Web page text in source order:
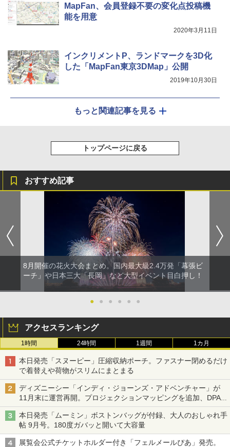
￥2,849
MapFan、会員登録不要の変化点投稿機
能を用意
2020年3月11日
インクリメントP、ランドマークを3D化
した「MapFan東京3DMap」公開
2019年10月30日
もっと関連記事を見る
トップページに戻る
おすすめ記事
8月開催の花火大会まとめ。国内最大級2.4万発「幕張ビ
ーチ」や日本三大「長岡」など大型イベント目白押し！
● ● ● ● ● ●
アクセスランキング
1時間 24時間 1週間 1カ月
本日発売「スヌーピー」圧縮収納ポーチ。ファスナー閉めるだけ
で着替えや荷物がスリムにまとまる
ディズニーシー「インディ・ジョーンズ・アドベンチャー」が
11月末に運営再開。プロジェクションマッピングを追加、DPA
は1500円
本日発売「ムーミン」ボストンバッグが付録、大人のおしゃれ手
帖 9月号。180度ガバッと開いて大容量
展覧会公式チケットホルダー付き「フェルメールぴあ」発売。